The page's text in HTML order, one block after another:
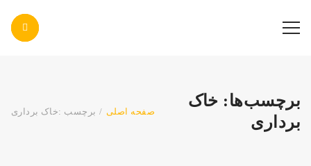
برچسب‌ها: خاک
برداری
صفحه اصلی / برچسب :خاک برداری